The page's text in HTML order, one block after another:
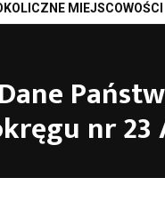
MIEJSCOWOŚCI
nr 23